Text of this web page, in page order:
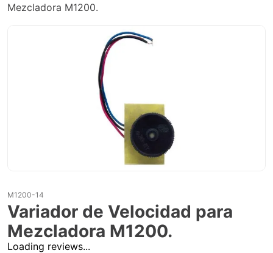
Mezcladora M1200.
M1200-14
Variador de Velocidad para
Mezcladora M1200.
Loading reviews...
3.
sierra cinta
6.
lenox
7.
esmeriladora
8.
clavos
9.
ke500